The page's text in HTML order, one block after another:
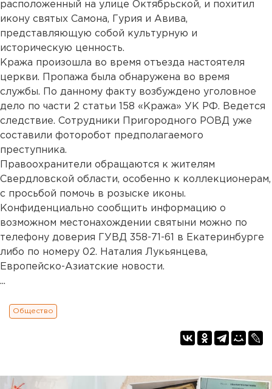
расположенный на улице Октябрьской, и похитил
икону святых Самона, Гурия и Авива,
представляющую собой культурную и
историческую ценность.
Кража произошла во время отъезда настоятеля
церкви. Пропажа была обнаружена во время
службы. По данному факту возбуждено уголовное
дело по части 2 статьи 158 «Кража» УК РФ. Ведется
следствие. Сотрудники Пригородного РОВД уже
составили фоторобот предполагаемого
преступника.
Правоохранители обращаются к жителям
Свердловской области, особенно к коллекционерам,
с просьбой помочь в розыске иконы.
Конфиденциально сообщить информацию о
возможном местонахождении святыни можно по
телефону доверия ГУВД 358-71-61 в Екатеринбурге
либо по номеру 02. Наталия Лукьянцева,
Европейско-Азиатские новости.
...
Общество